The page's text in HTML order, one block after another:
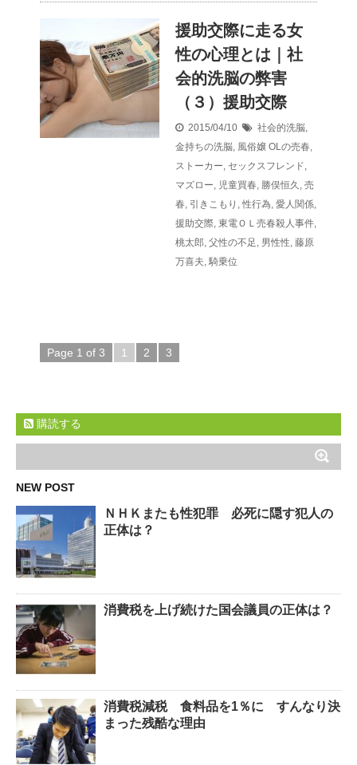
援助交際に走る女
性の心理とは｜社
会的洗脳の弊害
（３）援助交際
2015/04/10 社会的洗脳,
金持ちの洗脳, 風俗嬢 OLの売春,
ストーカー, セックスフレンド,
マズロー, 児童買春, 勝俣恒久 , 売
春, 引きこもり , 性行為, 愛人関係,
援助交際, 東電ＯＬ売春殺人事件,
桃太郎, 父性の不足 , 男性性, 藤原
万喜夫, 騎乗位
Page 1 of 3 1 2 3
購読する
NEW POST
ＮＨＫまたも性犯罪 必死に隠す犯人の
正体は？
消費税を上げ続けた国会議員の正体は？
消費税減税 食料品を1％に すんなり決
まった残酷な理由